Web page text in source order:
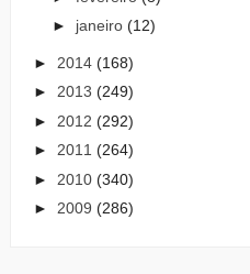
► janeiro (12)
► 2014 (168)
► 2013 (249)
► 2012 (292)
► 2011 (264)
► 2010 (340)
► 2009 (286)